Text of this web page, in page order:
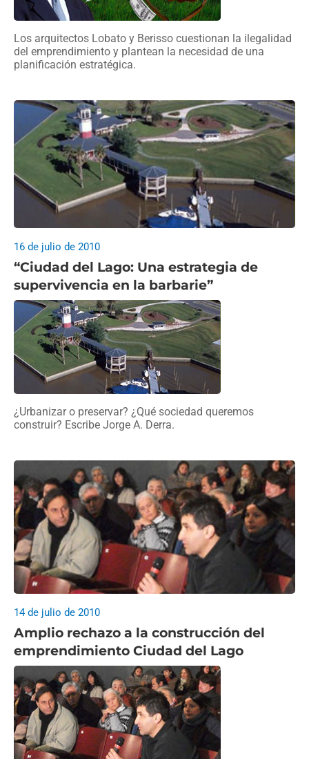
Los arquitectos Lobato y Berisso cuestionan la ilegalidad
del emprendimiento y plantean la necesidad de una
planificación estratégica.
“Ciudad del Lago: Una estrategia de
supervivencia en la barbarie”
16 de julio de 2010
¿Urbanizar o preservar? ¿Qué sociedad queremos
construir? Escribe Jorge A. Derra.
Amplio rechazo a la construcción del
emprendimiento Ciudad del Lago
14 de julio de 2010